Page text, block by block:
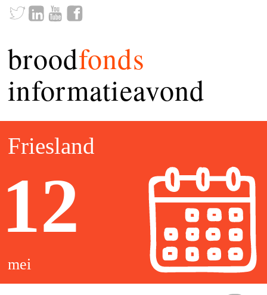
broodfonds
informatieavond
Friesland
12
mei